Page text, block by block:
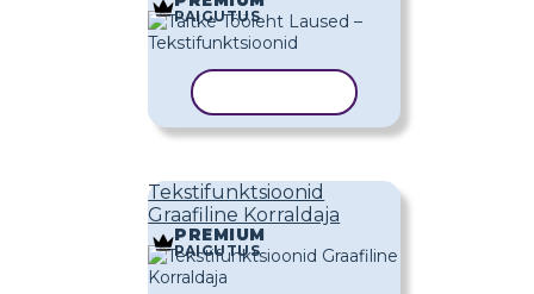
PAIGUTUS
Tekstifunktsioonid
Graafiline Korraldaja
PREMIUM
PAIGUTUS